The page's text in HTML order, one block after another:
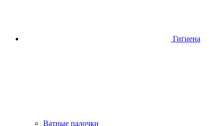
Гигиена
Ватные палочки